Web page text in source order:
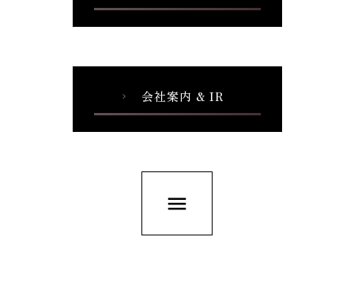
chevron_right 会社案内 & IR
menu